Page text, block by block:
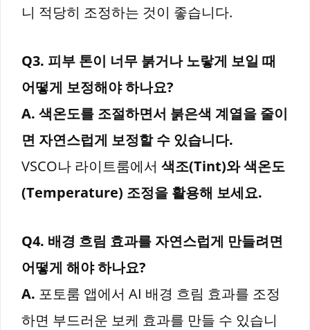
니 적당히 조정하는 것이 좋습니다.
Q3. 피부 톤이 너무 붉거나 노랗게 보일 때
어떻게 보정해야 하나요?
A. 색온도를 조절하면서 붉은색 계열을 줄이
면 자연스럽게 보정할 수 있습니다.
VSCO나 라이트룸에서 색조(Tint)와 색온도
(Temperature) 조정을 활용해 보세요.
Q4. 배경 흐림 효과를 자연스럽게 만들려면
어떻게 해야 하나요?
A. 포토룸 앱에서 AI 배경 흐림 효과를 조정
하면 부드러운 보케 효과를 만들 수 있습니